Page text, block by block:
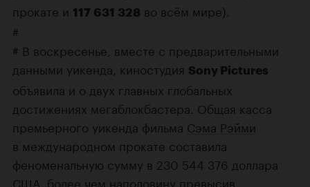
прокате и 117 631 328 во всём мире).
#
# В воскресенье, вместе с предварительными
данными уикенда, киностудия Sony Pictures
объявила и о двух главных глобальных
достижениях мегаблокбастера. Общая касса
премьерного уикенда фильма Сэма Рэйми
в международном прокате составила
феноменальную сумму в 230 544 376 доллара
США, более чем наполовину превысив